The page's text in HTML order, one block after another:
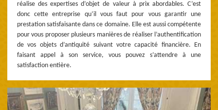
réalise des expertises d’objet de valeur à prix abordables. C’est
donc cette entreprise qu’il vous faut pour vous garantir une
prestation satisfaisante dans ce domaine. Elle est aussi compétente
pour vous proposer plusieurs manières de réaliser l’authentification
de vos objets d’antiquité suivant votre capacité financière. En
faisant appel à son service, vous pouvez s’attendre à une
satisfaction entière.